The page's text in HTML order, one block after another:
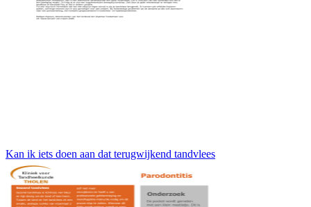
Kan ik iets doen aan dat terugwijkend tandvlees